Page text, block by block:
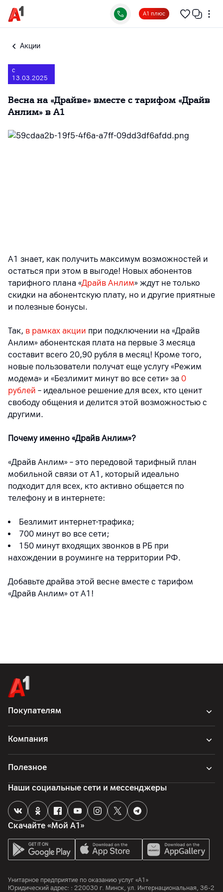
А1 плюс
Акции
с
13.03.2025
Весна на «Драйве» вместе с тарифом «Драйв
Анлим» в А1
А1 знает, как получить максимум возможностей и
остаться при этом в выгоде! Новых абонентов
тарифного плана «Драйв Анлим» ждут не только
скидки на абонентскую плату, но и другие приятные
и полезные бонусы.
Так, в рамках акции при подключении на «Драйв
Анлим» абонентская плата на первые 3 месяца
составит всего 20,90 рубля в месяц! Кроме того,
новые пользователи получат еще услугу «Режим
модема» и «Безлимит минут во все сети» за 0
рублей – идеальное решение для всех, кто ценит
свободу общения и делится этой возможностью с
другими.
Почему именно «Драйв Анлим»?
«Драйв Анлим» – это передовой тарифный план
мобильной связи от А1, который идеально
подходит для всех, кто активно общается по
телефону и в интернете:
Безлимит интернет-трафика;
700 минут во все сети;
150 минут входящих звонков в РБ при
нахождении в роуминге на территории РФ.
Добавьте драйва этой весне вместе с тарифом
«Драйв Анлим» от А1!
Покупателям
Компания
Полезное
Скачайте «Мой А1»
Наши социальные сети и мессенджеры
Унитарное предприятие по оказанию услуг «А1»
Юридический адрес: : 220030 г. Минск, ул. Интернациональная, 36-2